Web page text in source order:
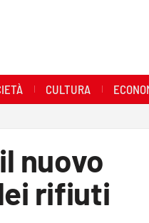
CULTURA
nuovo
rifiuti